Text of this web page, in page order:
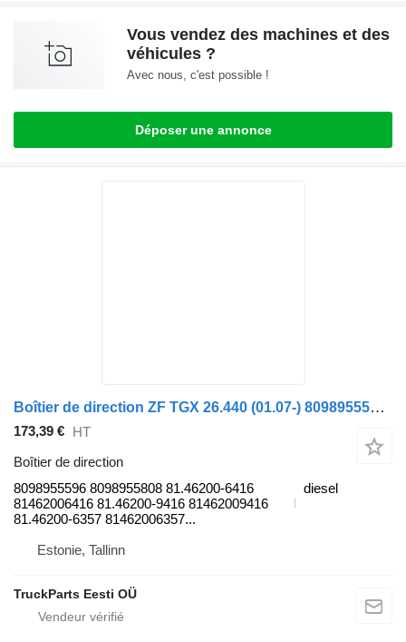
Vous vendez des machines et des
véhicules ?
Avec nous, c'est possible !
Déposer une annonce
Boîtier de direction ZF TGX 26.440 (01.07-) 8098955596 pour tracteur routier MAN TGL, TGM, TGS, TGX (2005-2021)
173,39 € HT
Boîtier de direction
8098955596 8098955808 81.46200-6416
81462006416 81.46200-9416 81462009416
81.46200-6357 81462006357...
diesel
Estonie, Tallinn
TruckParts Eesti OÜ